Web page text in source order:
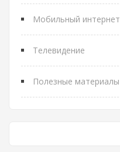
Мобильный интернет
Телевидение
Полезные материалы